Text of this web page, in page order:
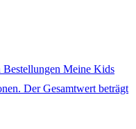
Bestellungen Meine Kids
Der Gesamtwert beträgt